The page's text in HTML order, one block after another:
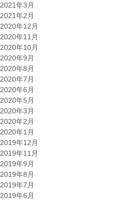
2021年3月
2021年2月
2020年12月
2020年11月
2020年10月
2020年9月
2020年8月
2020年7月
2020年6月
2020年5月
2020年3月
2020年2月
2020年1月
2019年12月
2019年11月
2019年9月
2019年8月
2019年7月
2019年6月